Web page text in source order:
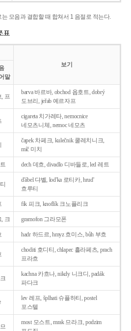
는 모음과 결합할 때 합쳐서 1 음절로 적는다.
표
보기
말
, 프
barva 바르바, obchod 옵호트, dobrý
도브리, jeřab 예르자프
cigareta 치가레타, nemocnice
네모츠니체, nemoc 네모츠
čapek 차페크, kulečnik 쿨레치니크,
míč 미치
dech 데흐, divadlo 디바들로, led 레트
d'ábel 댜벨, lod'ka 로티카, hrud'
흐루티
fík 피크, knoflík 크노플리크
, 크 gramofon 그라모폰
hadr 하드르, hmyz 흐미스, bůh 부흐
choditi 호디티, chlapec 흘라페츠, prach
프라흐
kachna 카흐나, nikdy 니크디, padák
파다크
lev 레프, šplhati 슈플하티, postel
포스텔
most 모스트, mrak 므라크, podzim